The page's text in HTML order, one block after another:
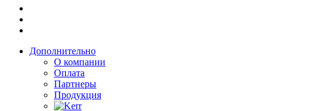
Дополнительно
О компании
Оплата
Партнеры
Продукция